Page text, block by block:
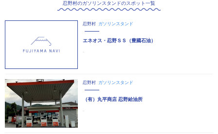
忍野村のガソリンスタンドのスポット一覧
忍野村 ガソリンスタンド
エネオス・忍野ＳＳ（豊國石油）
-
忍野村 ガソリンスタンド
（有）丸平商店 忍野給油所
-